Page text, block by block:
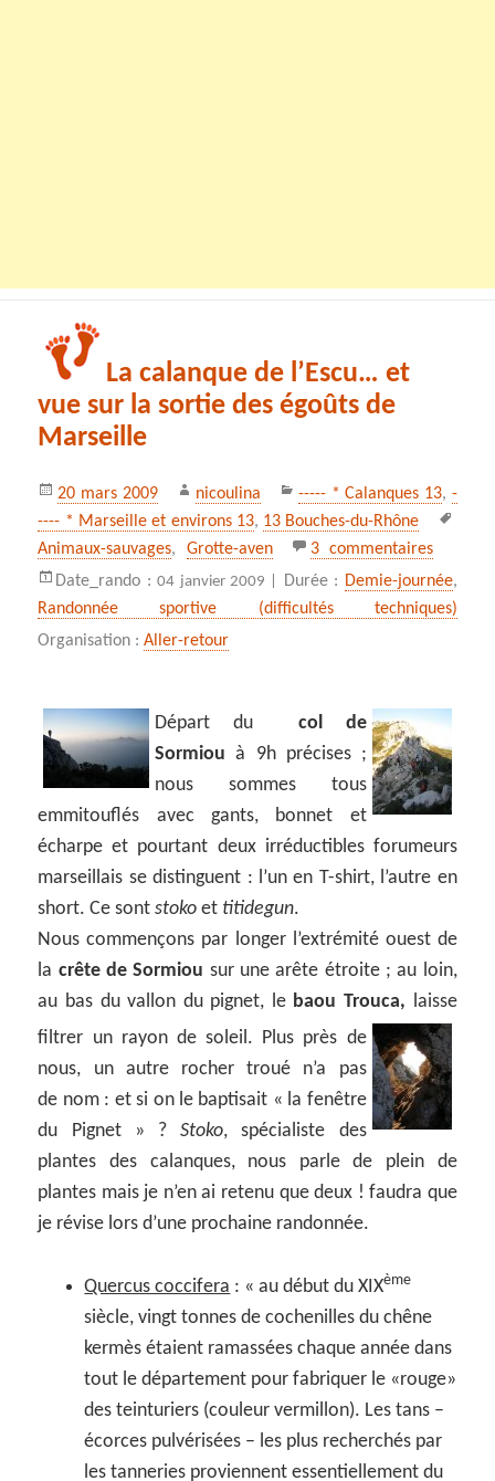
La calanque de l’Escu… et
vue sur la sortie des égoûts de
Marseille
Publié
le
20 mars 2009 Auteur
nicoulina Catégories
----- * Calanques 13, -
---- * Marseille et environs 13, 13 Bouches-du-Rhône
Animaux-sauvages, Grotte-aven 3 commentairessur La
Date_rando :04 janvier 2009 | Durée : Demie-journée,
Randonnée sportive (difficultés techniques)
Organisation :Aller-retour
Départ ducol de
Sormiou à 9h précises ;
nous sommes tous
emmitouflés avec gants, bonnet et
écharpe et pourtant deux irréductibles forumeurs
marseillais se distinguent : l’un en T-shirt, l’autre en
short. Ce sontstoko et titidegun.
Nous commençons par longer l’extrémité ouest de
la crête de Sormiou sur une arête étroite ; au loin,
au bas du vallon du pignet, le baou Trouca,
laisse
filtrer un rayon desoleil. Plus près de
nous, un autre rocher troué n’a pas
de nom : et si on le baptisait « la fenêtre
du Pignet » ?Stoko, spécialiste des
plantes des calanques, nous parle de plein de
plantes mais je n’en ai retenu que deux ! faudra que
je révise lors d’une prochaine randonnée.
Quercus coccifera : « au début du XIXème
siècle, vingt tonnes de cochenilles du chêne
kermès étaient ramassées chaque année dans
tout le département pour fabriquer le «rouge»
des teinturiers (couleur vermillon). Les tans –
écorces pulvérisées – les plus recherchés par
les tanneries proviennent essentiellement du